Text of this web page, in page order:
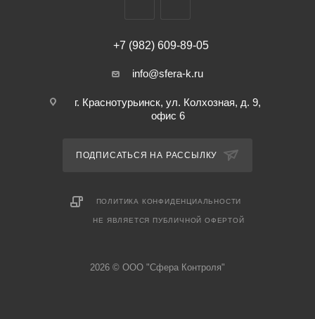
+7 (982) 609-89-05
info@sfera-k.ru
г. Краснотурьинск, ул. Колхозная, д. 9,
офис 6
ПОДПИСАТЬСЯ НА РАССЫЛКУ
ПОЛИТИКА КОНФИДЕНЦИАЛЬНОСТИ
НЕ ЯВЛЯЕТСЯ ПУБЛИЧНОЙ ОФЕРТОЙ
2026 © ООО "Сфера Контроля"